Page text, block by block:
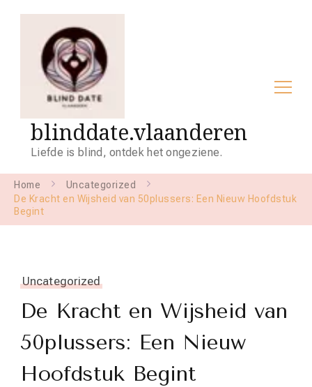
blinddate.vlaanderen
Liefde is blind, ontdek het ongeziene.
Home
Uncategorized
De Kracht en Wijsheid van 50plussers: Een Nieuw Hoofdstuk
Begint
Uncategorized
De Kracht en Wijsheid van
50plussers: Een Nieuw
Hoofdstuk Begint